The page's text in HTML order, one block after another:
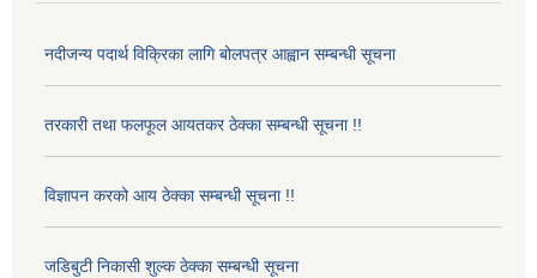
नदीजन्य पदार्थ विक्रिका लागि बोलपत्र आह्वान सम्बन्धी सूचना
तरकारी तथा फलफूल आयतकर ठेक्का सम्बन्धी सूचना !!
विज्ञापन करको आय ठेक्का सम्बन्धी सूचना !!
जडिबुटी निकासी शुल्क ठेक्का सम्बन्धी सूचना